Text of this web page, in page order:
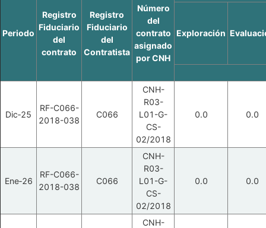
Periodo
Registro
Fiduciario
del
contrato
Registro
Fiduciario
del
Contratista
Número
del
contrato
asignado
por CNH
Exploración
Dic‑25
RF-C066-
2018-038
C066
CNH-
R03-
L01-G-
CS-
02/2018
0.0 0.0
Ene‑26
RF-C066-
2018-038
C066
CNH-
R03-
L01-G-
CS-
02/2018
0.0 0.0
CNH-